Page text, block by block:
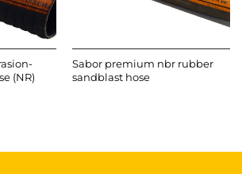
(NR)
Sabor premium nbr rubber
sandblast hose